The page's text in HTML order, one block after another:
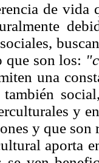
de vida
que son los:
una
también
turales y
y que
aporta